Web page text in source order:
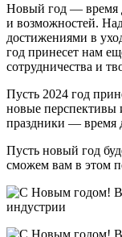
Новый год — время
и возможностей.
достижениями в
год принесет нам
сотрудничества и
Пусть 2024 год
новые перспективы
праздники — время
Пусть новый год
сможем вам в этом